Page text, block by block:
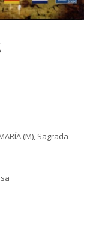
(M), Sagrada